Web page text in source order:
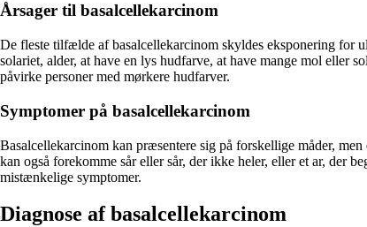
Årsager til basalcellekarcinom
De fleste tilfælde af basalcellekarcinom skyldes eksponering for
solariet, alder, at have en lys hudfarve, at have mange mol eller
påvirke personer med mørkere hudfarver.
Symptomer på basalcellekarcinom
Basalcellekarcinom kan præsentere sig på forskellige måder,
kan også forekomme sår eller sår, der ikke heler, eller et ar, der
mistænkelige symptomer.
Diagnose af basalcellekarcinom